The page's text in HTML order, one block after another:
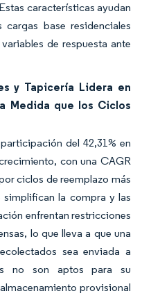
características ayudan
base residenciales
de respuesta ante
y Tapicería Lidera en
Medida que los Ciclos
del 42,31% en
con una CAGR
ciclos de reemplazo más
la compra y las
enfrentan restricciones
lo que lleva a que una
sea enviada a
no son aptos para su
provisional